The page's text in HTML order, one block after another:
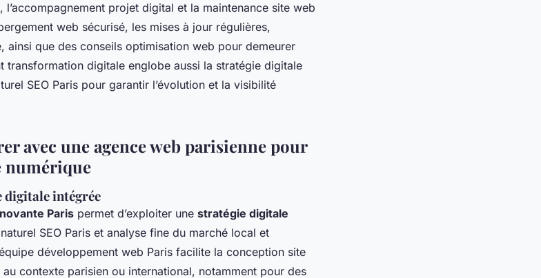
projet digital et la maintenance site web
web sécurisé, les mises à jour régulières,
ainsi que des conseils optimisation web pour demeurer
transformation digitale englobe aussi la stratégie digitale
SEO Paris pour garantir l’évolution et la visibilité
avec une agence web parisienne pour
numérique
digitale intégrée
Paris permet d’exploiter une stratégie digitale
SEO Paris et analyse fine du marché local et
équipe développement web Paris facilite la conception site
contexte parisien ou international, notamment pour des